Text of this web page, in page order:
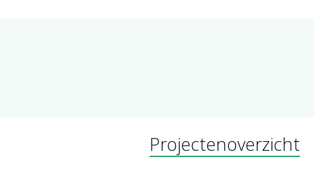
Projectenoverzicht